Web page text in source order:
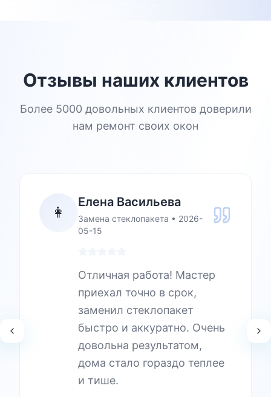
Отзывы наших клиентов
Более 5000 довольных клиентов доверили
нам ремонт своих окон
👩
Елена Васильева
Замена стеклопакета • 2026-
05-15
Отличная работа! Мастер
приехал точно в срок,
заменил стеклопакет
быстро и аккуратно. Очень
довольна результатом,
дома стало гораздо теплее
и тише.